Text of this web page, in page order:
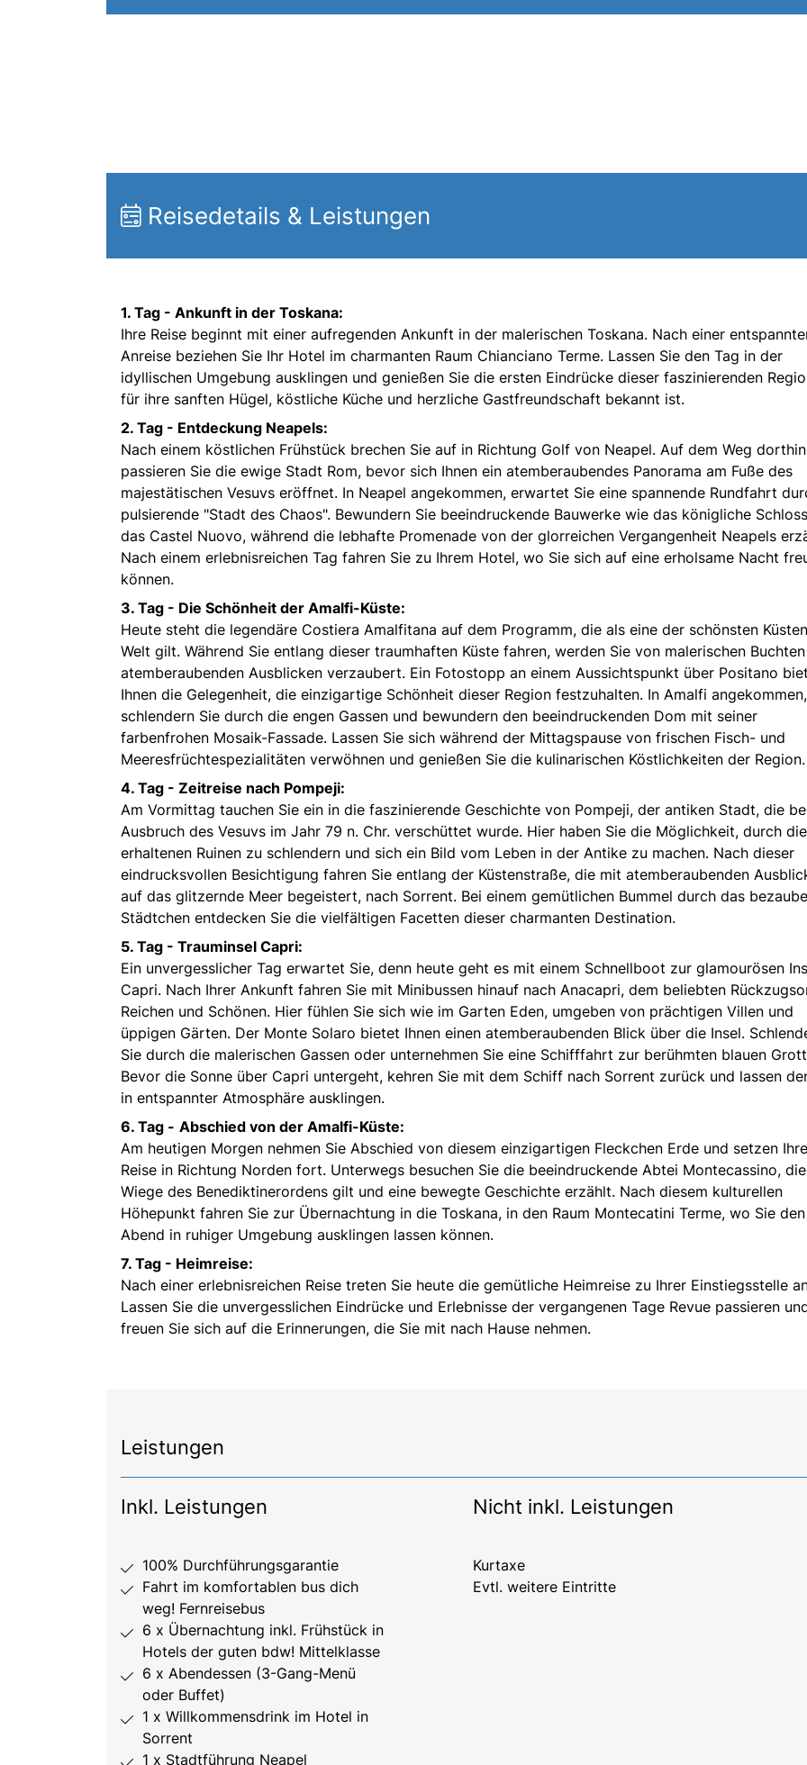
Reisedetails & Leistungen
1. Tag - Ankunft in der Toskana:
Ihre Reise beginnt mit einer aufregenden Ankunft in der malerischen Toskana. Nach einer
Anreise beziehen Sie Ihr Hotel im charmanten Raum Chianciano Terme. Lassen Sie den Tag in der
idyllischen Umgebung ausklingen und genießen Sie die ersten Eindrücke dieser faszinierenden
für ihre sanften Hügel, köstliche Küche und herzliche Gastfreundschaft bekannt ist.
2. Tag - Entdeckung Neapels:
Nach einem köstlichen Frühstück brechen Sie auf in Richtung Golf von Neapel. Auf dem Weg dorthin
passieren Sie die ewige Stadt Rom, bevor sich Ihnen ein atemberaubendes Panorama am Fuße des
majestätischen Vesuvs eröffnet. In Neapel angekommen, erwartet Sie eine spannende Rundfahrt
pulsierende "Stadt des Chaos". Bewundern Sie beeindruckende Bauwerke wie das königliche
das Castel Nuovo, während die lebhafte Promenade von der glorreichen Vergangenheit Neapels
Nach einem erlebnisreichen Tag fahren Sie zu Ihrem Hotel, wo Sie sich auf eine erholsame Nacht
können.
3. Tag - Die Schönheit der Amalfi-Küste:
Heute steht die legendäre Costiera Amalfitana auf dem Programm, die als eine der schönsten
Welt gilt. Während Sie entlang dieser traumhaften Küste fahren, werden Sie von malerischen
atemberaubenden Ausblicken verzaubert. Ein Fotostopp an einem Aussichtspunkt über Positano
Ihnen die Gelegenheit, die einzigartige Schönheit dieser Region festzuhalten. In Amalfi angekommen,
schlendern Sie durch die engen Gassen und bewundern den beeindruckenden Dom mit seiner
farbenfrohen Mosaik-Fassade. Lassen Sie sich während der Mittagspause von frischen Fisch- und
Meeresfrüchtespezialitäten verwöhnen und genießen Sie die kulinarischen Köstlichkeiten der Region.
4. Tag - Zeitreise nach Pompeji:
Am Vormittag tauchen Sie ein in die faszinierende Geschichte von Pompeji, der antiken Stadt, die
Ausbruch des Vesuvs im Jahr 79 n. Chr. verschüttet wurde. Hier haben Sie die Möglichkeit, durch
erhaltenen Ruinen zu schlendern und sich ein Bild vom Leben in der Antike zu machen. Nach dieser
eindrucksvollen Besichtigung fahren Sie entlang der Küstenstraße, die mit atemberaubenden
auf das glitzernde Meer begeistert, nach Sorrent. Bei einem gemütlichen Bummel durch das
Städtchen entdecken Sie die vielfältigen Facetten dieser charmanten Destination.
5. Tag - Trauminsel Capri:
Ein unvergesslicher Tag erwartet Sie, denn heute geht es mit einem Schnellboot zur glamourösen
Capri. Nach Ihrer Ankunft fahren Sie mit Minibussen hinauf nach Anacapri, dem beliebten
Reichen und Schönen. Hier fühlen Sie sich wie im Garten Eden, umgeben von prächtigen Villen und
üppigen Gärten. Der Monte Solaro bietet Ihnen einen atemberaubenden Blick über die Insel.
Sie durch die malerischen Gassen oder unternehmen Sie eine Schifffahrt zur berühmten blauen
Bevor die Sonne über Capri untergeht, kehren Sie mit dem Schiff nach Sorrent zurück und lassen
in entspannter Atmosphäre ausklingen.
6. Tag - Abschied von der Amalfi-Küste:
Am heutigen Morgen nehmen Sie Abschied von diesem einzigartigen Fleckchen Erde und setzen Ihre
Reise in Richtung Norden fort. Unterwegs besuchen Sie die beeindruckende Abtei Montecassino,
Wiege des Benediktinerordens gilt und eine bewegte Geschichte erzählt. Nach diesem kulturellen
Höhepunkt fahren Sie zur Übernachtung in die Toskana, in den Raum Montecatini Terme, wo Sie den
Abend in ruhiger Umgebung ausklingen lassen können.
7. Tag - Heimreise:
Nach einer erlebnisreichen Reise treten Sie heute die gemütliche Heimreise zu Ihrer Einstiegsstelle
Lassen Sie die unvergesslichen Eindrücke und Erlebnisse der vergangenen Tage Revue passieren
freuen Sie sich auf die Erinnerungen, die Sie mit nach Hause nehmen.
Leistungen
Inkl. Leistungen
100% Durchführungsgarantie
Fahrt im komfortablen bus dich
weg! Fernreisebus
6 x Übernachtung inkl. Frühstück in
Hotels der guten bdw! Mittelklasse
6 x Abendessen (3-Gang-Menü
oder Buffet)
1 x Willkommensdrink im Hotel in
Sorrent
1 x Stadtführung Neapel
Nicht inkl. Leistungen
Kurtaxe
Evtl. weitere Eintritte